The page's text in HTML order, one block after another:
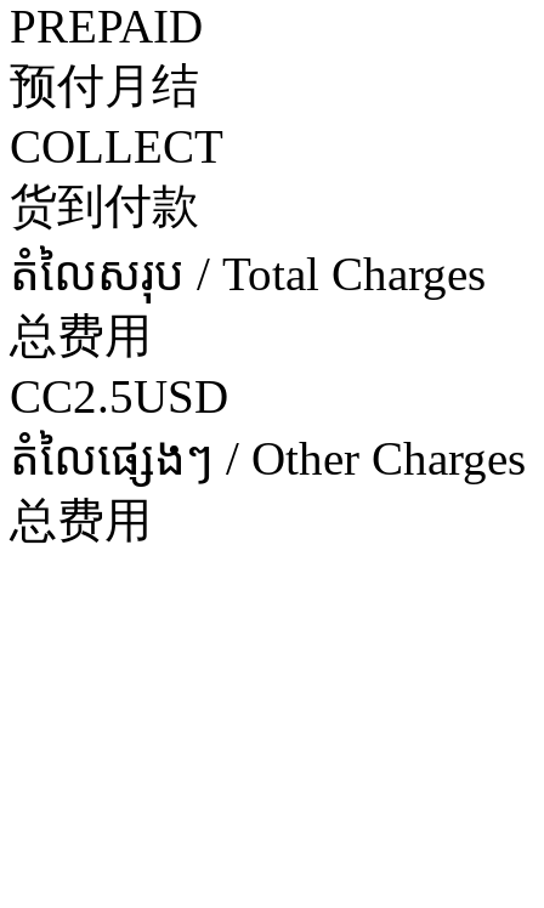
PREPAID
预付月结
COLLECT
货到付款
តំលៃសរុប / Total Charges
总费用
CC2.5USD
តំលៃផ្សេងៗ / Other Charges
总费用